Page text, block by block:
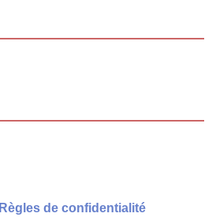
Règles de confidentialité